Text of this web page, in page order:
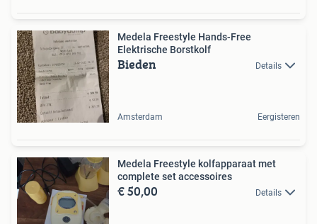
Medela Freestyle Hands-Free
Elektrische Borstkolf
Bieden Details
Amsterdam Eergisteren
Medela Freestyle kolfapparaat met
complete set accessoires
€ 50,00 Details